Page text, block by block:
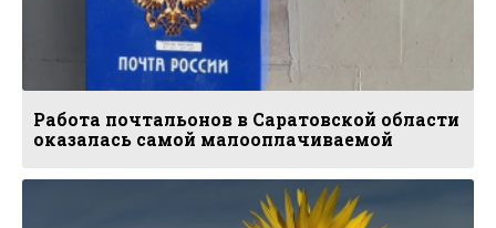
Работа почтальонов в Саратовской области
оказалась самой малооплачиваемой